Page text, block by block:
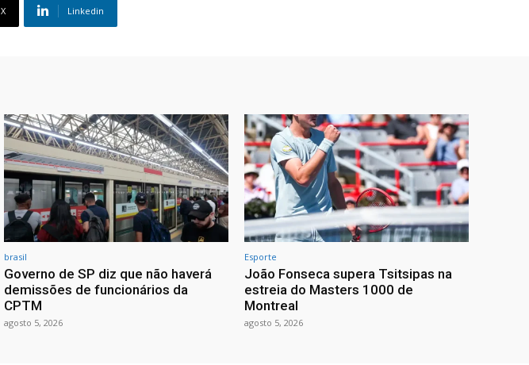
X Linkedin
brasil
Governo de SP diz que não haverá
demissões de funcionários da
CPTM
agosto 5, 2026
Esporte
João Fonseca supera Tsitsipas na
estreia do Masters 1000 de
Montreal
agosto 5, 2026